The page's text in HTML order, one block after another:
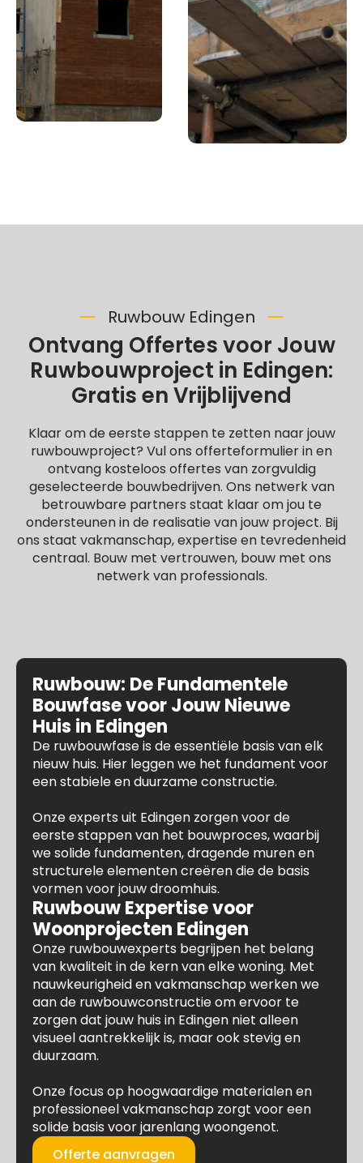
Ruwbouw Edingen
Ontvang Offertes voor Jouw
Ruwbouwproject in Edingen:
Gratis en Vrijblijvend
Klaar om de eerste stappen te zetten naar jouw
ruwbouwproject? Vul ons offerteformulier in en
ontvang kosteloos offertes van zorgvuldig
geselecteerde bouwbedrijven. Ons netwerk van
betrouwbare partners staat klaar om jou te
ondersteunen in de realisatie van jouw project. Bij
ons staat vakmanschap, expertise en tevredenheid
centraal. Bouw met vertrouwen, bouw met ons
netwerk van professionals.
Ruwbouw: De Fundamentele
Bouwfase voor Jouw Nieuwe
Huis in Edingen
De ruwbouwfase is de essentiële basis van elk
nieuw huis. Hier leggen we het fundament voor
een stabiele en duurzame constructie.
Onze experts uit Edingen zorgen voor de
eerste stappen van het bouwproces, waarbij
we solide fundamenten, dragende muren en
structurele elementen creëren die de basis
vormen voor jouw droomhuis.
Ruwbouw Expertise voor
Woonprojecten Edingen
Onze ruwbouwexperts begrijpen het belang
van kwaliteit in de kern van elke woning. Met
nauwkeurigheid en vakmanschap werken we
aan de ruwbouwconstructie om ervoor te
zorgen dat jouw huis in Edingen niet alleen
visueel aantrekkelijk is, maar ook stevig en
duurzaam.
Onze focus op hoogwaardige materialen en
professioneel vakmanschap zorgt voor een
solide basis voor jarenlang woongenot.
Offerte aanvragen